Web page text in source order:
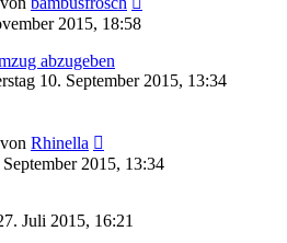
2015, 18:58
abzugeben
10. September 2015, 13:34
von Rhinella
2015, 13:34
Juli 2015, 16:21